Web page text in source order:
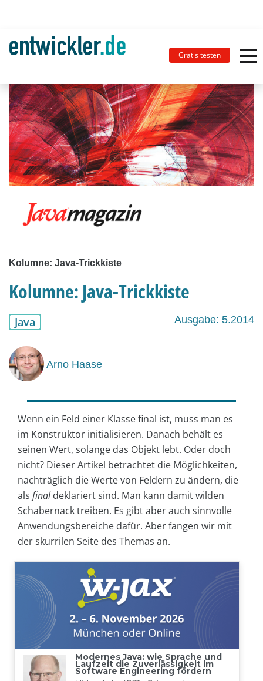
Gratis testen
Kolumne: Java-Trickkiste
Kolumne: Java-Trickkiste
Java Ausgabe: 5.2014
Arno Haase
Wenn ein Feld einer Klasse final ist, muss man es
im Konstruktor initialisieren. Danach behält es
seinen Wert, solange das Objekt lebt. Oder doch
nicht? Dieser Artikel betrachtet die Möglichkeiten,
nachträglich die Werte von Feldern zu ändern, die
als finaldeklariert sind. Man kann damit wilden
Schabernack treiben. Es gibt aber auch sinnvolle
Anwendungsbereiche dafür. Aber fangen wir mit
der skurrilen Seite des Themas an.